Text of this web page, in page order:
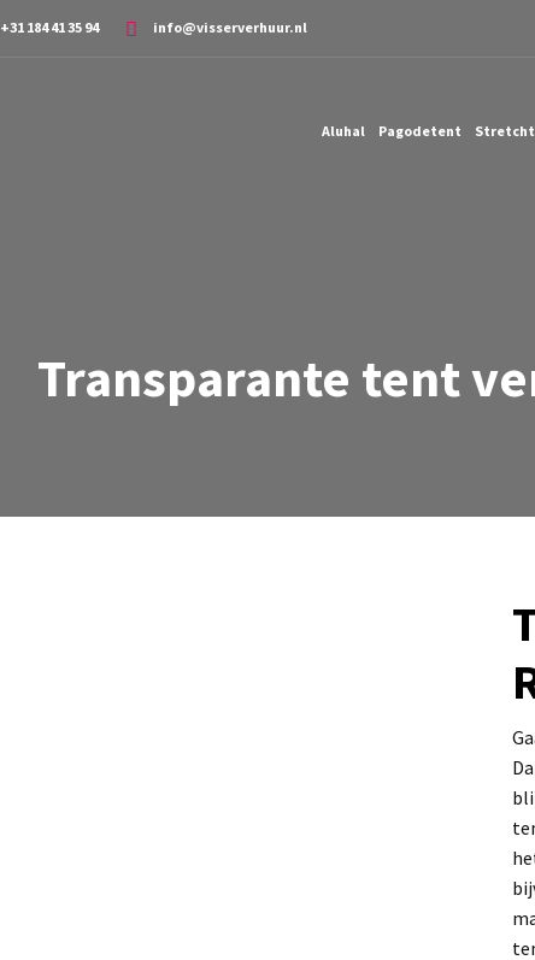
+31 184 41 35 94 info@visserverhuur.nl
Aluhal Pagodetent
Transparante tent